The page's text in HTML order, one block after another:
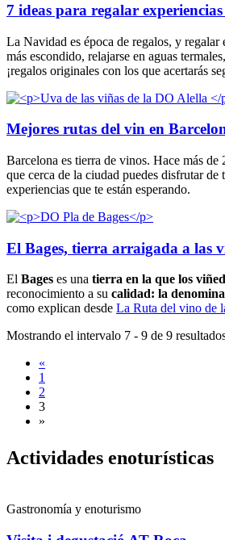
7 ideas para regalar
La Navidad es época de regalos, y
más escondido, relajarse en aguas
¡regalos originales con los que acertarás
Mejores rutas del vin en
Barcelona es tierra de vinos. Hace más
que cerca de la ciudad puedes disfrutar
experiencias que te están esperando.
El Bages, tierra arraigada a las
El Bages es una tierra en la que los
reconocimiento a su calidad: la
como explican desde La Ruta del vino de
Mostrando el intervalo 7 - 9 de 9
«
1
2
3
»
Actividades enoturísticas
Gastronomía y enoturismo